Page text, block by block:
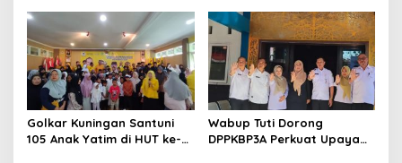
Golkar Kuningan Santuni
105 Anak Yatim di HUT ke-
Wabup Tuti Dorong
DPPKBP3A Perkuat Upaya